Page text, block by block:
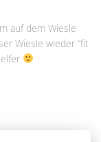
auf dem Wiesle
Wiesle wieder “fit